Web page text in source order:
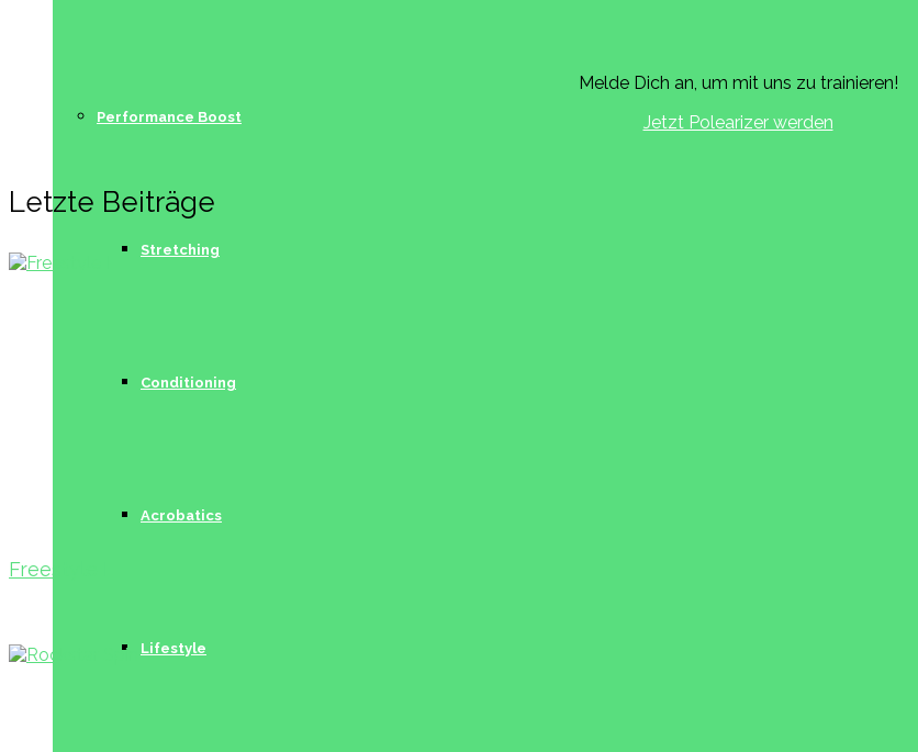
Performance Boost
Stretching
Conditioning
Acrobatics
Lifestyle
Melde Dich an, um mit uns zu trainieren!
Jetzt Polearizer werden
Letzte Beiträge
Freestyle I